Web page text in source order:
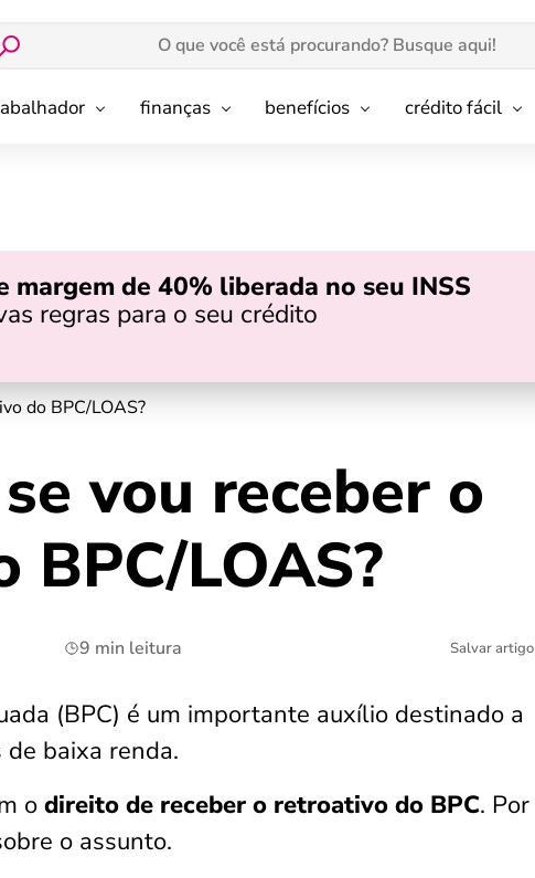
finanças benefícios crédito fácil
margem de 40% liberada no seu INSS
regras para o seu crédito
do BPC/LOAS?
vou receber o
LOAS?
9 min leitura Salvar artigo
(BPC) é um importante auxílio destinado a
de baixa renda.
o direito de receber o retroativo do BPC. Por
o assunto.